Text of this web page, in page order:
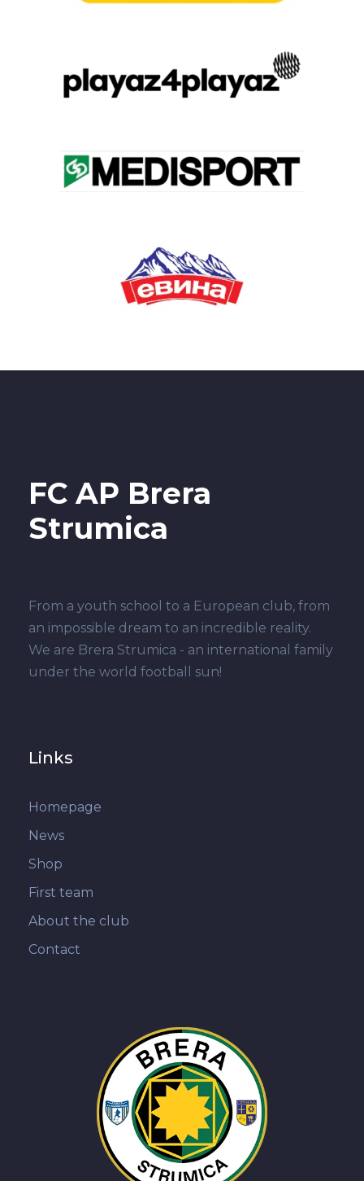
FC AP Brera
Strumica
From a youth school to a European club, from
an impossible dream to an incredible reality.
We are Brera Strumica - an international family
under the world football sun!
Links
Homepage
News
Shop
First team
About the club
Contact